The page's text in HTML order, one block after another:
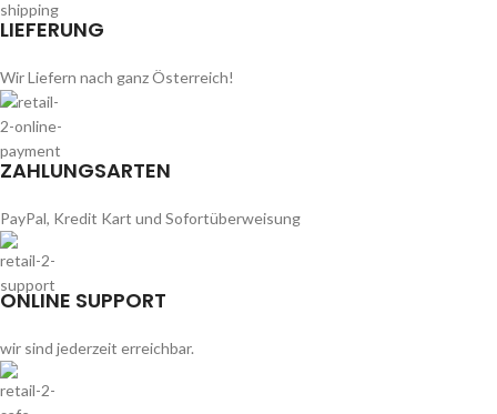
LIEFERUNG
Wir Liefern nach ganz Österreich!
ZAHLUNGSARTEN
PayPal, Kredit Kart und Sofortüberweisung
ONLINE SUPPORT
wir sind jederzeit erreichbar.